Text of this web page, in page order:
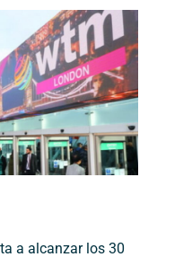
a alcanzar los 30